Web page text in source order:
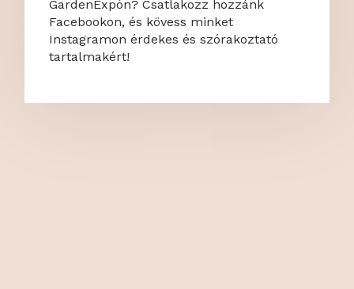
GardenExpón? Csatlakozz hozzánk
Facebookon, és kövess minket
Instagramon érdekes és szórakoztató
tartalmakért!